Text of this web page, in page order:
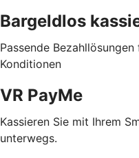
Bargeldlos
Passende
Konditionen
VR PayMe
Kassieren Sie mit Ihrem
unterwegs.